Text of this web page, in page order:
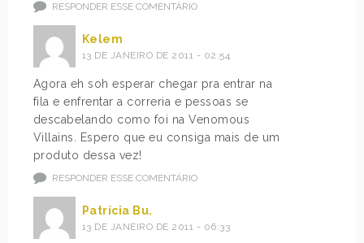
RESPONDER ESSE COMENTÁRIO
Kelem
13 DE JANEIRO DE 2011 - 02:54
Agora eh soh esperar chegar pra entrar na
fila e enfrentar a correria e pessoas se
descabelando como foi na Venomous
Villains. Espero que eu consiga mais de um
produto dessa vez!
RESPONDER ESSE COMENTÁRIO
Patrícia Bu.
13 DE JANEIRO DE 2011 - 06:33